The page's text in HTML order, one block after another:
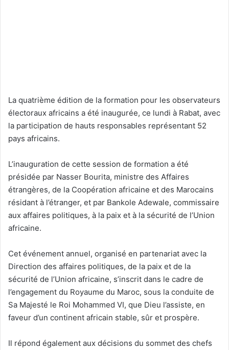
La quatrième édition de la formation pour les observateurs
électoraux africains a été inaugurée, ce lundi à Rabat, avec
la participation de hauts responsables représentant 52
pays africains.
L’inauguration de cette session de formation a été
présidée par Nasser Bourita, ministre des Affaires
étrangères, de la Coopération africaine et des Marocains
résidant à l’étranger, et par Bankole Adewale, commissaire
aux affaires politiques, à la paix et à la sécurité de l’Union
africaine.
Cet événement annuel, organisé en partenariat avec la
Direction des affaires politiques, de la paix et de la
sécurité de l’Union africaine, s’inscrit dans le cadre de
l’engagement du Royaume du Maroc, sous la conduite de
Sa Majesté le Roi Mohammed VI, que Dieu l’assiste, en
faveur d’un continent africain stable, sûr et prospère.
Il répond également aux décisions du sommet des chefs